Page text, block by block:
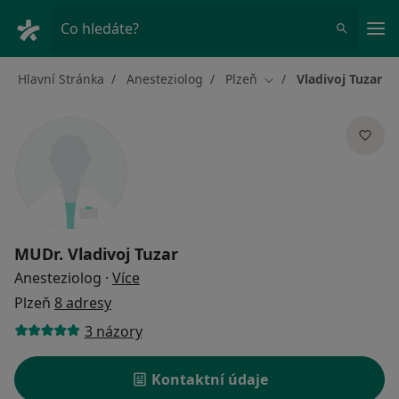
Co hledáte?
Hlavní Stránka Anesteziolog Plzeň Změna města
Vladivoj Tuzar
MUDr. Vladivoj Tuzar
Anesteziolog · Více
Plzeň 8 adresy
3 názory
Kontaktní údaje